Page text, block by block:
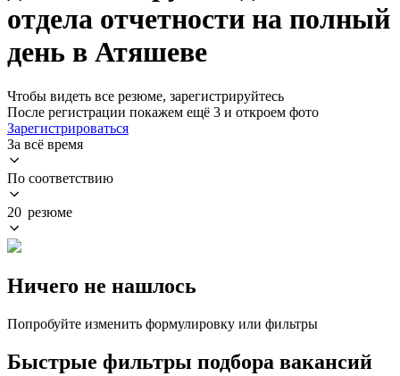
отдела отчетности на полный
день в Атяшеве
Чтобы видеть все резюме, зарегистрируйтесь
После регистрации покажем ещё 3 и откроем фото
Зарегистрироваться
За всё время
По соответствию
20 резюме
Ничего не нашлось
Попробуйте изменить формулировку или фильтры
Быстрые фильтры подбора вакансий